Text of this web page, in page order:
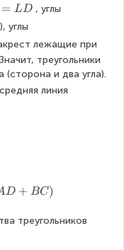
= LD , углы
углы
лежащие при
треугольники
(сторона и два угла).
линия
D + BC)
треугольников